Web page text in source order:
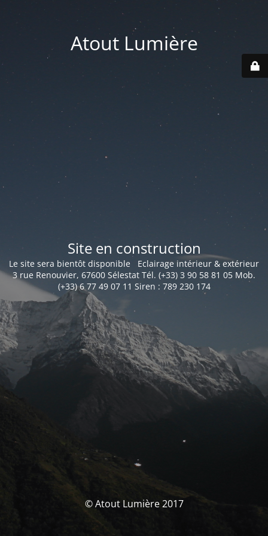
Atout Lumière
Site en construction
Le site sera bientôt disponible Eclairage intérieur & extérieur
3 rue Renouvier, 67600 Sélestat Tél. (+33) 3 90 58 81 05 Mob.
(+33) 6 77 49 07 11 Siren : 789 230 174
© Atout Lumière 2017